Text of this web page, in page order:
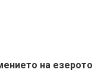
на езерото